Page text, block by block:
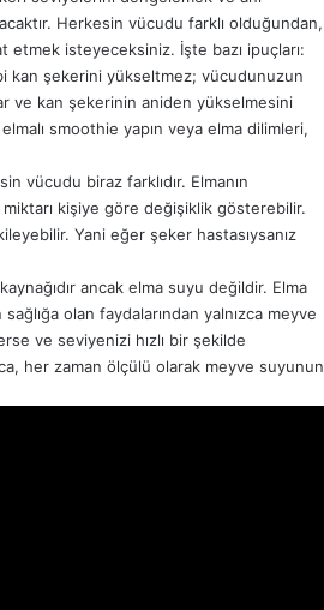
Herkesin vücudu farklı olduğundan,
isteyeceksiniz. İşte bazı ipuçları:
kan şekerini yükseltmez; vücudunuzun
ve kan şekerinin aniden yükselmesini
smoothie yapın veya elma dilimleri,
vücudu biraz farklıdır. Elmanın
kişiye göre değişiklik gösterebilir.
Yani eğer şeker hastasıysanız
ancak elma suyu değildir. Elma
olan faydalarından yalnızca meyve
ve seviyenizi hızlı bir şekilde
her zaman ölçülü olarak meyve suyunun